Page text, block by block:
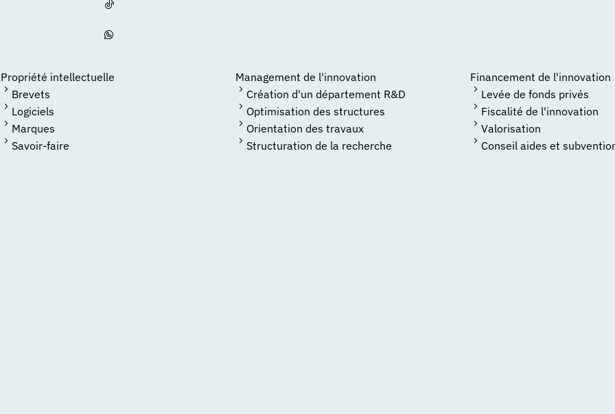
Propriété intellectuelle
Brevets
Logiciels
Marques
Savoir-faire
Management de l'innovation
Création d'un département R&D
Optimisation des structures
Orientation des travaux
Structuration de la recherche
Financement de l'innovation
Levée de fonds privés
Fiscalité de l'innovation
Valorisation
Conseil aides et